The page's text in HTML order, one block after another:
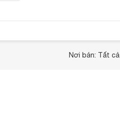
Nơi bán: Tất cả